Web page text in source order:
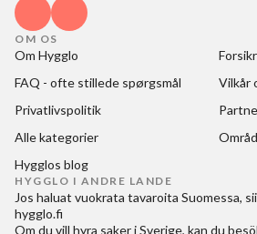
OM OS
Om Hygglo
FAQ - ofte stillede spørgsmål
Vilkår
Privatlivspolitik
Alle kategorier
Hygglos blog
HYGGLO I ANDRE LANDE
Jos haluat vuokrata tavaroita Suomessa,
hygglo.fi
Om du vill hyra saker i Sverige, kan du